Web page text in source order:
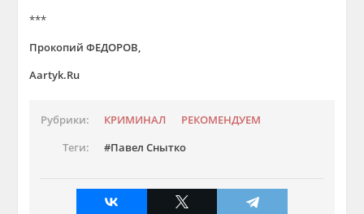
***
Прокопий ФЕДОРОВ,
Aartyk.Ru
Рубрики: КРИМИНАЛ
РЕКОМЕНДУЕМ
Теги:
Павел Снытко